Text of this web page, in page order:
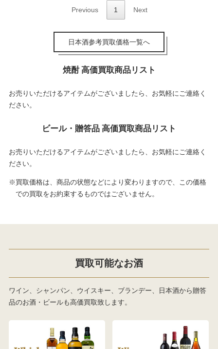
Previous 1 Next
日本酒参考買取価格一覧へ
焼酎 高価買取商品リスト
お売りいただけるアイテムがございましたら、お気軽にご連絡く
ださい。
ビール・贈答品 高価買取商品リスト
お売りいただけるアイテムがございましたら、お気軽にご連絡く
ださい。
※買取価格は、商品の状態などにより変わりますので、この価格
での買取をお約束するものではございません。
買取可能なお酒
ワイン、シャンパン、ウイスキー、ブランデー、日本酒から贈答
品のお酒・ビールも高価買取致します。